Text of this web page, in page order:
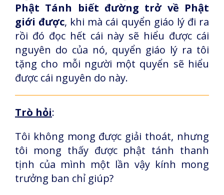
Phật Tánh biết đường trở về Phật
giới được, khi mà cái quyển giáo lý đi ra
rồi đó đọc hết cái này sẽ hiểu được cái
nguyên do của nó, quyển giáo lý ra tôi
tặng cho mỗi người một quyển sẽ hiểu
được cái nguyên do này.
Trò hỏi:
Tôi không mong được giải thoát, nhưng
tôi mong thấy được phật tánh thanh
tịnh của mình một lần vậy kính mong
trưởng ban chỉ giúp?